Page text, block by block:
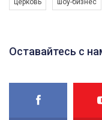
Якщо ти хочеш
best video,
We appeal to your
церковь шоу-бизнес
Оставайтесь с